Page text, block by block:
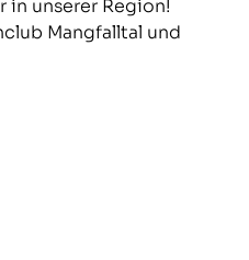
in unserer Region!
Mangfalltal und